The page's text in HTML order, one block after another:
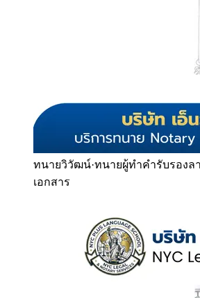
ทนายวิวัฒน์·ทนายผู้ทำคำรับรองล
เอกสาร